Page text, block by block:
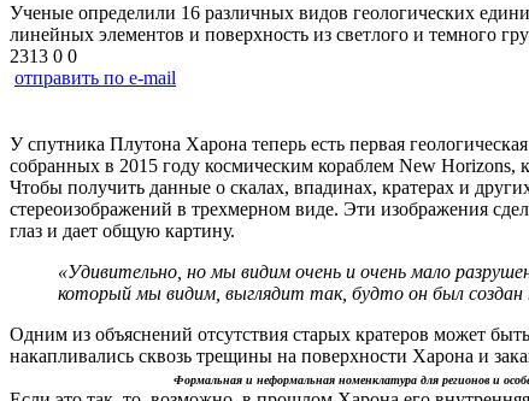
Ученые определили 16 различных видов геологических
линейных элементов и поверхность из светлого и темного
2313 0 0
отправить по e-mail
У спутника Плутона Харона теперь есть первая геологическая
собранных в 2015 году космическим кораблем New Horizons,
Чтобы получить данные о скалах, впадинах, кратерах и
стереоизображений в трехмерном виде. Эти изображения
глаз и дает общую картину.
«Удивительно, но мы видим очень и очень мало
который мы видим, выглядит так, будто он был создан
Одним из объяснений отсутствия старых кратеров может
накапливались сквозь трещины на поверхности Харона и
Формальная и неформальная номенклатура для регионов и